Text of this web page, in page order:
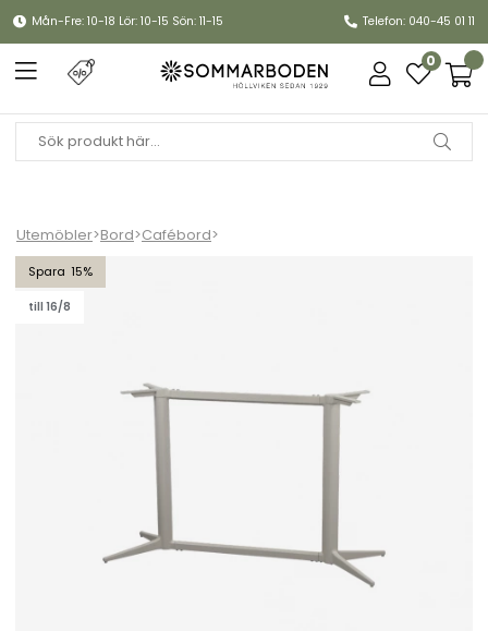
Mån-Fre: 10-18 Lör: 10-15 Sön: 11-15 Telefon: 040-45 01 11
0
Utemöbler>Bord>Cafébord>
15
till 16/8
Drop cafébordsunderrede rekt - sand